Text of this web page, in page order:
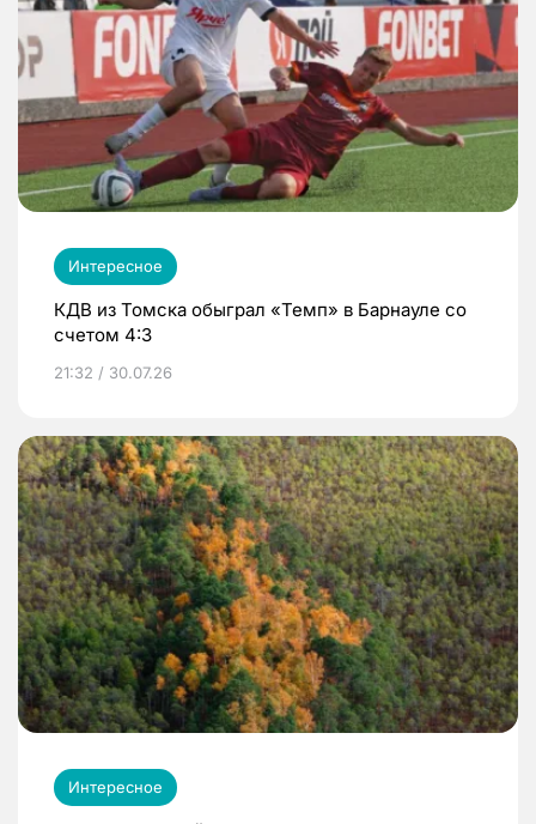
Интересное
КДВ из Томска обыграл «Темп» в Барнауле со
счетом 4:3
21:32 / 30.07.26
Интересное